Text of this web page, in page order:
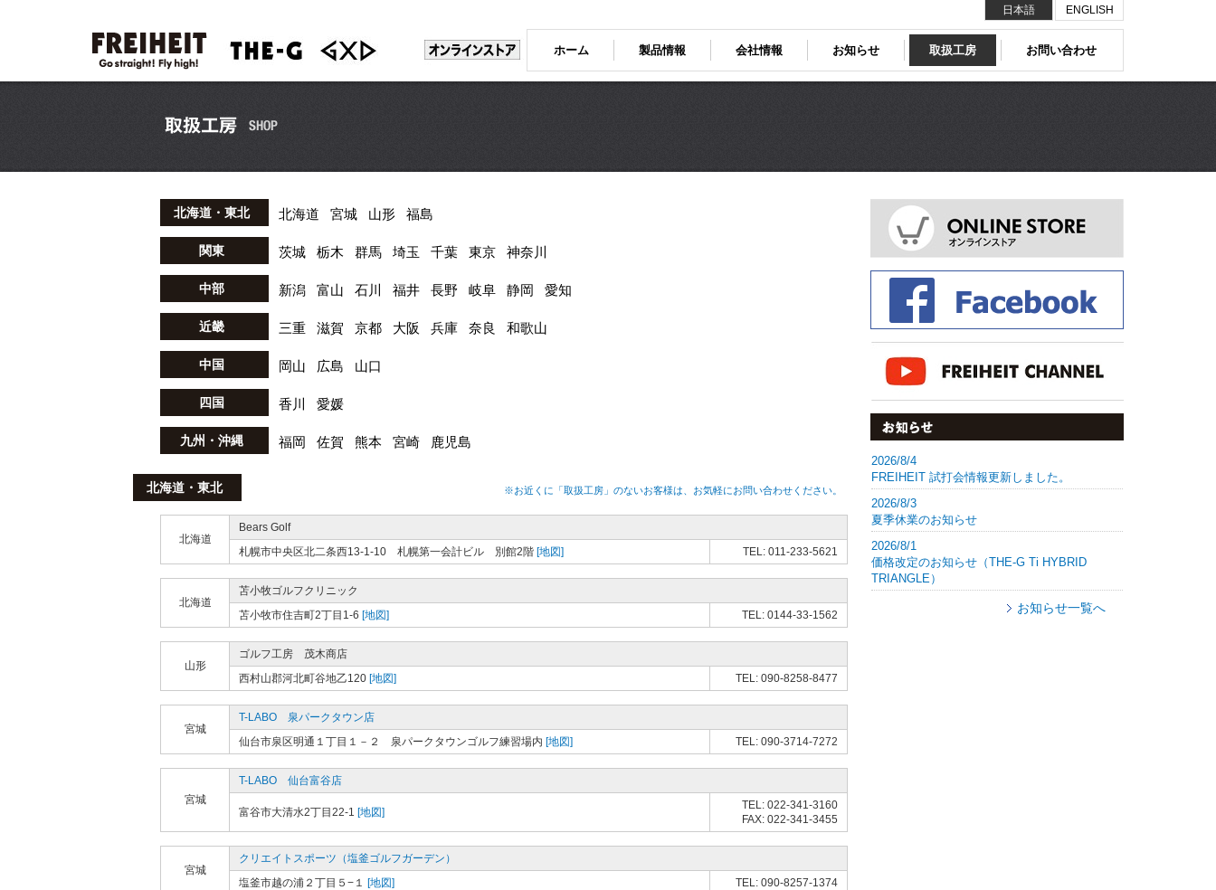
ホーム 製品情報 会社情報 お知らせ 取扱工房 お問い合わせ
日本語 ENGLISH
北海道・東北 北海道 宮城 山形 福島
関東 茨城 栃木 群馬 埼玉 千葉 東京 神奈川
中部 新潟 富山 石川 福井 長野 岐阜 静岡 愛知
近畿 三重 滋賀 京都 大阪 兵庫 奈良 和歌山
中国 岡山 広島 山口
四国 香川 愛媛
九州・沖縄 福岡 佐賀 熊本 宮崎 鹿児島
※お近くに「取扱工房」のないお客様は、お気軽にお問い合わせください。
北海道・東北
北海道
Bears Golf
札幌市中央区北二条西13-1-10 札幌第一会計ビル 別館2階 [地図] TEL: 011-233-5621
北海道
苫小牧ゴルフクリニック
苫小牧市住吉町2丁目1-6 [地図] TEL: 0144-33-1562
山形
ゴルフ工房 茂木商店
西村山郡河北町谷地乙120 [地図] TEL: 090-8258-8477
宮城
T-LABO 泉パークタウン店
仙台市泉区明通１丁目１－２ 泉パークタウンゴルフ練習場内 [地図] TEL: 090-3714-7272
宮城
T-LABO 仙台富谷店
富谷市大清水2丁目22-1 [地図]
TEL: 022-341-3160
FAX: 022-341-3455
宮城
クリエイトスポーツ（塩釜ゴルフガーデン）
塩釜市越の浦２丁目５−１ [地図] TEL: 090-8257-1374
2026/8/4
FREIHEIT 試打会情報更新しました。
2026/8/3
夏季休業のお知らせ
2026/8/1
価格改定のお知らせ（THE-G Ti HYBRID
TRIANGLE）
お知らせ一覧へ